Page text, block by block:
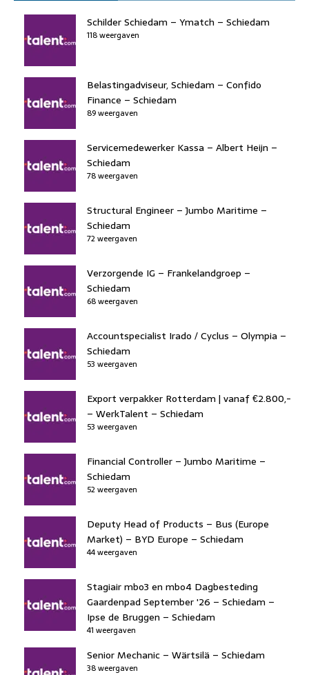
b
o
o
k
dI
n
d
o
d
s
A
Schilder Schiedam – Ymatch – Schiedam
118 weergaven
Belastingadviseur, Schiedam – Confido
Finance – Schiedam
89 weergaven
Servicemedewerker Kassa – Albert Heijn –
Schiedam
78 weergaven
Structural Engineer – Jumbo Maritime –
Schiedam
72 weergaven
Verzorgende IG – Frankelandgroep –
Schiedam
68 weergaven
Accountspecialist Irado / Cyclus – Olympia –
Schiedam
53 weergaven
Export verpakker Rotterdam | vanaf €2.800,-
– WerkTalent – Schiedam
53 weergaven
Financial Controller – Jumbo Maritime –
Schiedam
52 weergaven
Deputy Head of Products – Bus (Europe
Market) – BYD Europe – Schiedam
44 weergaven
Stagiair mbo3 en mbo4 Dagbesteding
Gaardenpad September '26 – Schiedam –
Ipse de Bruggen – Schiedam
41 weergaven
Senior Mechanic – Wärtsilä – Schiedam
38 weergaven